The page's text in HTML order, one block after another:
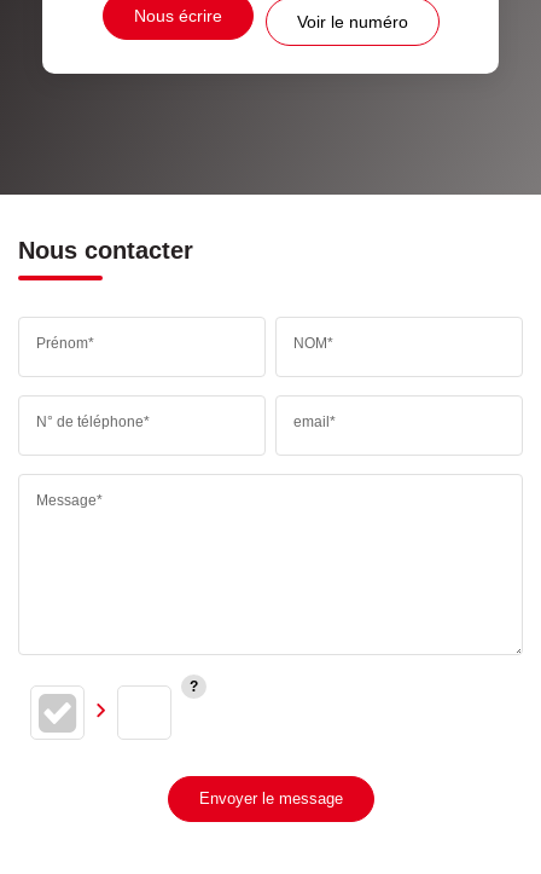
Nous écrire Voir le numéro
Nous contacter
Prénom* NOM*
N° de téléphone* email*
Message*
Envoyer le message